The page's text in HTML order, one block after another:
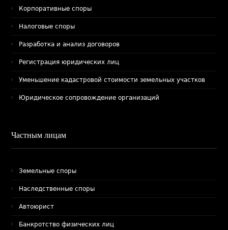
Корпоративные споры
Налоговые споры
Разработка и анализ договоров
Регистрация юридических лиц
Уменьшение кадастровой стоимости земельных участков
Юридическое сопровождение организаций
Частным лицам
Земельные споры
Наследственные споры
Автоюрист
Банкротство физических лиц